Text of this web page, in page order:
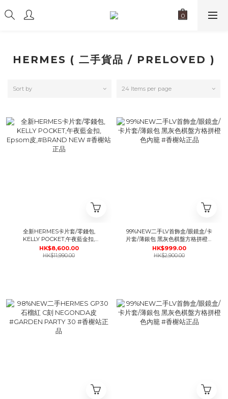
HERMES ( 二手貨品 / PRELOVED )
Sort by 24 Items per page
全新HERMES卡片套/零錢包,
KELLY POCKET,午夜藍金扣,
Epsom皮,#BRAND NEW #香榭站
正品
HK$8,600.00
HK$11,990.00
99%NEW二手LV首飾盒/眼鏡盒/卡
片套/薄銀包 黑灰色棋盤方格拼橙色
內籠 #香榭站正品
HK$999.00
HK$2,900.00